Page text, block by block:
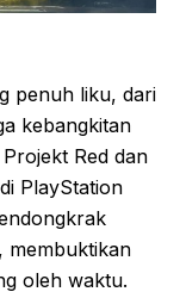
penuh liku, dari
kebangkitan
Red dan
PlayStation
membuktikan
oleh waktu.